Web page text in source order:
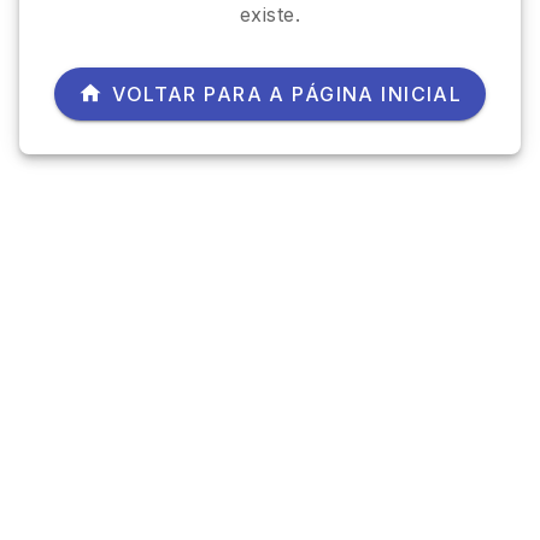
existe.
VOLTAR PARA A PÁGINA INICIAL